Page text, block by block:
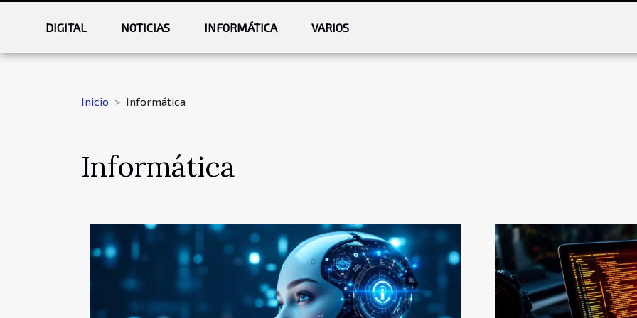
DIGITAL NOTICIAS INFORMÁTICA VARIOS
Inicio Informática
Informática